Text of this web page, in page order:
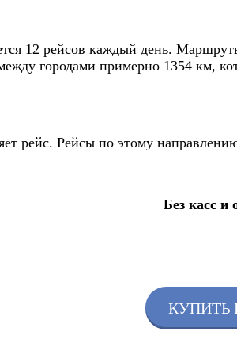
12 рейсов каждый день.
городами примерно 1354 км,
рейс. Рейсы по этому
Без касс и
КУПИТЬ